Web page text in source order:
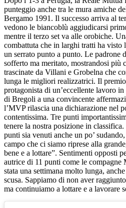
punteggio anche tra le mura amiche
Bergamo 1991. Il successo arriva al
vedono le biancoblù aggiudicarsi
mentre il terzo set va alle orobiche.
combattuta che in larghi tratti ha visto
un serrato punto a punto. Le padrone
sofferto ma meritato, mostrandosi più
trascinate da Villani e Grobelna che
lunga le migliori realizzatrici. Il
protagonista di un’eccellente lavoro
di Bregoli a una convincente
l’MVP rilascia una dichiarazione nel
contentissima. Tre punti
tenere la nostra posizione in
punti sia venuti anche un po’
campo che ci siamo riprese alla
bene e a lottare”. Sentimenti opposti
autrice di 11 punti come le compagne
stata una settimana molto lunga,
scusa. Sappiamo di non aver
ma continuiamo a lottare e a lavorare